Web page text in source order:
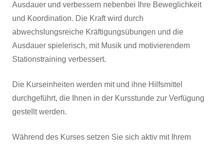
Ausdauer und verbessern nebenbei Ihre Beweglichkeit
und Koordination. Die Kraft wird durch
abwechslungsreiche Kräftigungsübungen und die
Ausdauer spielerisch, mit Musik und motivierendem
Stationstraining verbessert.
Die Kurseinheiten werden mit und ihne Hilfsmittel
durchgeführt, die Ihnen in der Kursstunde zur Verfügung
gestellt werden.
Während des Kurses setzen Sie sich aktiv mit Ihrem